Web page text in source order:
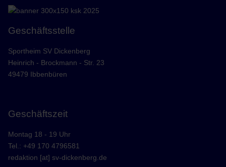
Geschäftsstelle
Sportheim SV Dickenberg
Heinrich - Brockmann - Str. 23
49479 Ibbenbüren
Geschäftszeit
Montag 18 - 19 Uhr
Tel.: +49 170 4796581
redaktion [at] sv-dickenberg.de